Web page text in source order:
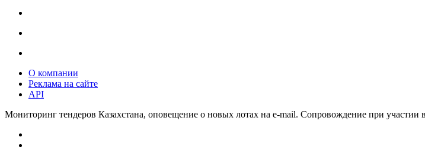
О компании
Реклама на сайте
API
Мониторинг тендеров Казахстана, оповещение о новых лотах на e-mail. Сопровождение при участии